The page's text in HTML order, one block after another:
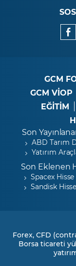
GCM
GCM VİOP
EĞİTİM
Son
ABD Tarım
Yatırım
Son Eklenen
Spacex Hisse
Sandisk Hisse
Forex, CFD
Borsa ticareti